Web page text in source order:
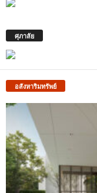
ศุภาลัย
อสังหาริมทรัพย์